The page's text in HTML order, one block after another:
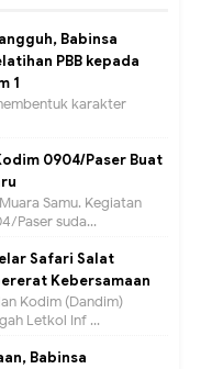
Babinsa
PBB kepada
1
karakter
0904/Paser Buat
Samu. Kegiatan
Paser suda...
Safari Salat
Kebersamaan
Kodim (Dandim)
Letkol Inf ...
Babinsa